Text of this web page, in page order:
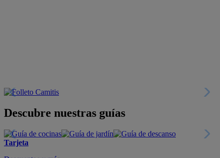
Descubre nuestras guías
Tarjeta